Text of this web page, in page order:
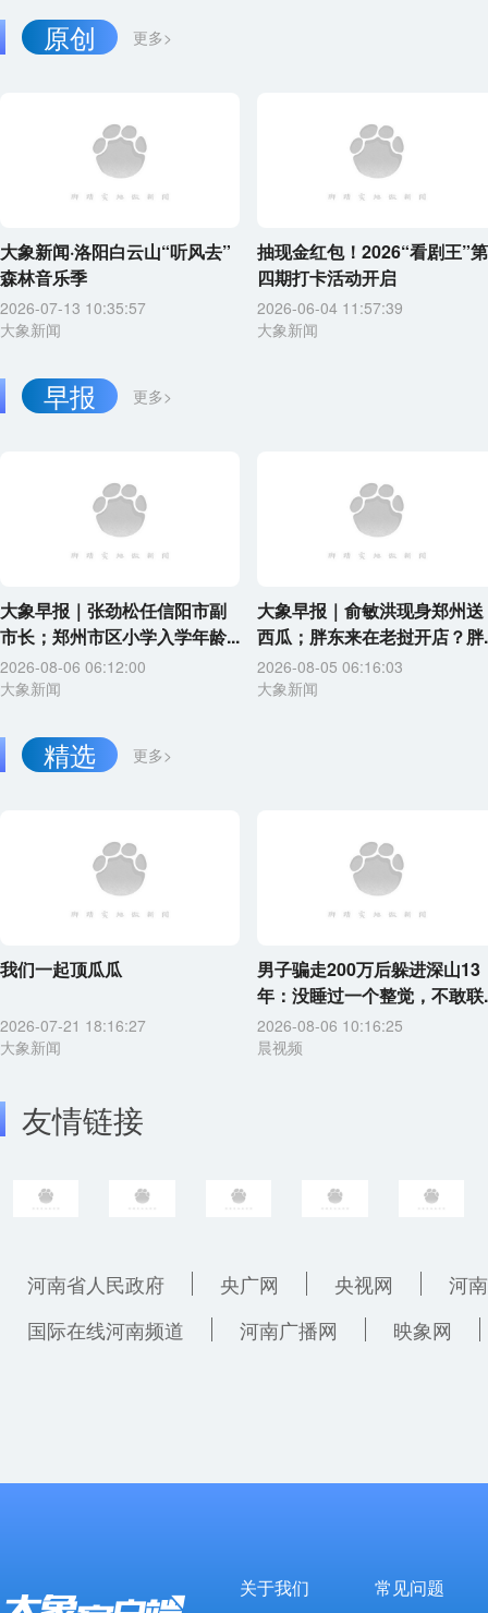
更多>
原创
大象新闻·洛阳白云山“听风去”
森林音乐季
2026-07-13 10:35:57
大象新闻
抽现金红包！2026“看剧王”第
四期打卡活动开启
2026-06-04 11:57:39
大象新闻
更多>
早报
大象早报｜张劲松任信阳市副
市长；郑州市区小学入学年龄...
2026-08-06 06:12:00
大象新闻
大象早报｜俞敏洪现身郑州送
西瓜；胖东来在老挝开店？胖
2026-08-05 06:16:03
大象新闻
更多>
精选
我们一起顶瓜瓜
2026-07-21 18:16:27
大象新闻
男子骗走200万后躲进深山13
年：没睡过一个整觉，不敢联
2026-08-06 10:16:25
晨视频
友情链接
河南省人民政府 央广网 央视网
河
国际在线河南频道
河南广播网 映象网
关于我们 常见问题